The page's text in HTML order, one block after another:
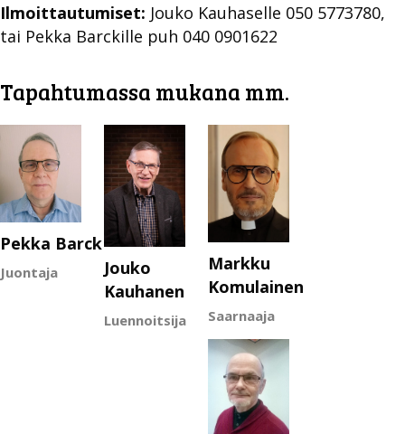
Ilmoittautumiset: Jouko Kauhaselle 050 5773780,
tai Pekka Barckille puh 040 0901622
Tapahtumassa mukana mm.
Pekka Barck
Juontaja
Jouko
Kauhanen
Luennoitsija
Markku
Komulainen
Saarnaaja